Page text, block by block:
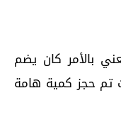
بالأمر كان يضم
تم حجز كمية هامة